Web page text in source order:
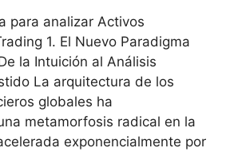
para analizar Activos
1. El Nuevo Paradigma
la Intuición al Análisis
La arquitectura de los
globales ha
metamorfosis radical en la
exponencialmente por